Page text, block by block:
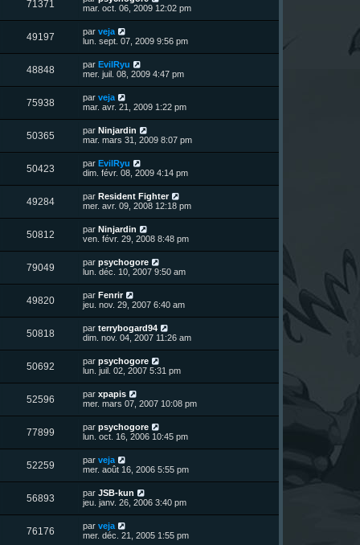
a
g
e
e
s
s
a
g
e
s
i
e
r
m
e
s
s
a
g
e
71371
u
s
e
i
e
r
m
e
s
s
a
g
e
mar. oct. 06, 2009 12:02 pm
49197V
u
s
D
e
i
e
r
m
e
s
s
a
g
e
par veja
lun. sept. 07, 2009 9:56 pm
48848V
u
s
D
e
i
e
r
m
e
s
s
a
g
e
par EvilRyu
mer. juil. 08, 2009 4:47 pm
75938V
u
s
D
e
i
e
r
m
e
s
s
a
g
e
par veja
mar. avr. 21, 2009 1:22 pm
50365V
u
s
D
e
i
e
r
m
e
s
s
a
g
e
par Ninjardin
mar. mars 31, 2009 8:07 pm
50423V
u
s
D
e
i
e
r
m
e
s
s
a
g
e
par EvilRyu
dim. févr. 08, 2009 4:14 pm
49284V
u
s
D
e
i
e
r
m
e
s
s
a
g
e
par Resident Fighter
mer. avr. 09, 2008 12:18 pm
50812V
u
s
D
e
i
e
r
m
e
s
s
a
g
e
par Ninjardin
ven. févr. 29, 2008 8:48 pm
79049V
u
s
D
e
i
e
r
m
e
s
s
a
g
e
par psychogore
lun. déc. 10, 2007 9:50 am
49820V
u
s
D
e
i
e
r
m
e
s
s
a
g
e
par Fenrir
jeu. nov. 29, 2007 6:40 am
50818V
u
s
D
e
i
e
r
m
e
s
s
a
g
e
par terrybogard94
dim. nov. 04, 2007 11:26 am
50692V
u
s
D
e
i
e
r
m
e
s
s
a
g
e
par psychogore
lun. juil. 02, 2007 5:31 pm
52596V
u
s
D
e
i
e
r
m
e
s
s
a
g
e
par xpapis
mer. mars 07, 2007 10:08 pm
77899V
u
s
D
e
i
e
r
m
e
s
s
a
g
par psychogore
lun. oct. 16, 2006 10:45 pm
52259V
u
s
D
e
i
e
r
m
e
par veja
mer. août 16, 2006 5:55 pm
56893V
u
D
e
i
e
par JSB-kun
jeu. janv. 26, 2006 3:40 pm
76176V
D
e
par veja
mer. déc. 21, 2005 1:55 pm